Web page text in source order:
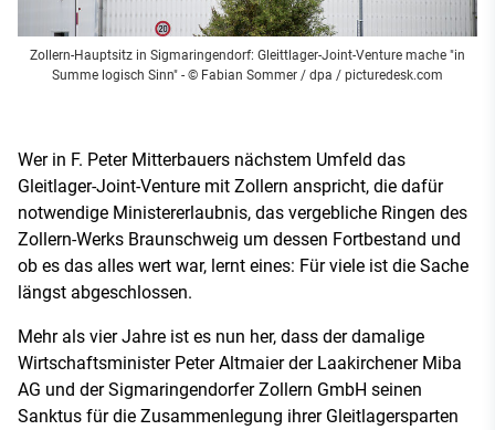
Zollern-Hauptsitz in Sigmaringendorf: Gleittlager-Joint-Venture mache "in
Summe logisch Sinn" - © Fabian Sommer / dpa / picturedesk.com
Wer in F. Peter Mitterbauers nächstem Umfeld das
Gleitlager-Joint-Venture mit Zollern anspricht, die dafür
notwendige Ministererlaubnis, das vergebliche Ringen des
Zollern-Werks Braunschweig um dessen Fortbestand und
ob es das alles wert war, lernt eines: Für viele ist die Sache
längst abgeschlossen.
Mehr als vier Jahre ist es nun her, dass der damalige
Wirtschaftsminister Peter Altmaier der Laakirchener Miba
AG und der Sigmaringendorfer Zollern GmbH seinen
Sanktus für die Zusammenlegung ihrer Gleitlagersparten